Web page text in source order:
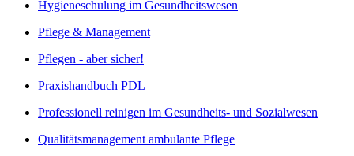
Hygieneschulung im Gesundheitswesen
Pflege & Management
Pflegen - aber sicher!
Praxishandbuch PDL
Professionell reinigen im Gesundheits- und Sozialwesen
Qualitätsmanagement ambulante Pflege